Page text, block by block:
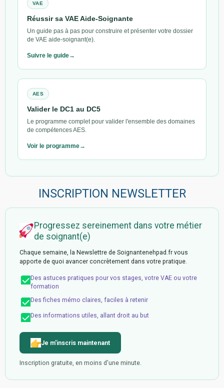
VAE
Réussir sa VAE Aide-Soignante
Un guide pas à pas pour construire et présenter votre dossier
de VAE aide-soignant(e).
Suivre le guide
AES
Valider le DC1 au DC5
Le programme complet pour valider l'ensemble des domaines
de compétences AES.
Voir le programme
INSCRIPTION NEWSLETTER
Progressez sereinement dans votre métier
de soignant(e)
Chaque semaine, la Newslettre de Soignantenehpad.fr vous
apporte de quoi avancer concrètement dans votre pratique.
Des astuces pratiques pour vos stages, votre VAE ou votre
formation
Des fiches mémo claires, faciles à retenir
Des informations utiles, allant droit au but
Je m'inscris maintenant
Inscription gratuite, en moins d'une minute.